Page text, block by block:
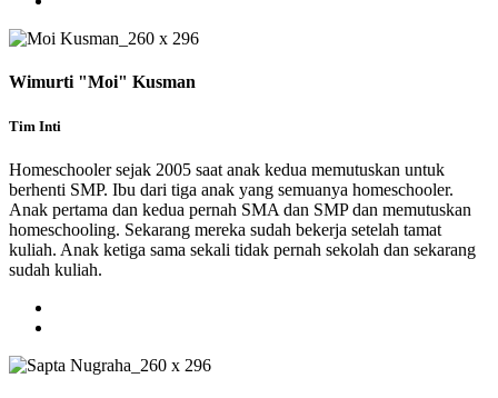
Wimurti "Moi" Kusman
Tim Inti
Homeschooler sejak 2005 saat anak kedua memutuskan untuk
berhenti SMP. Ibu dari tiga anak yang semuanya homeschooler.
Anak pertama dan kedua pernah SMA dan SMP dan memutuskan
homeschooling. Sekarang mereka sudah bekerja setelah tamat
kuliah. Anak ketiga sama sekali tidak pernah sekolah dan sekarang
sudah kuliah.